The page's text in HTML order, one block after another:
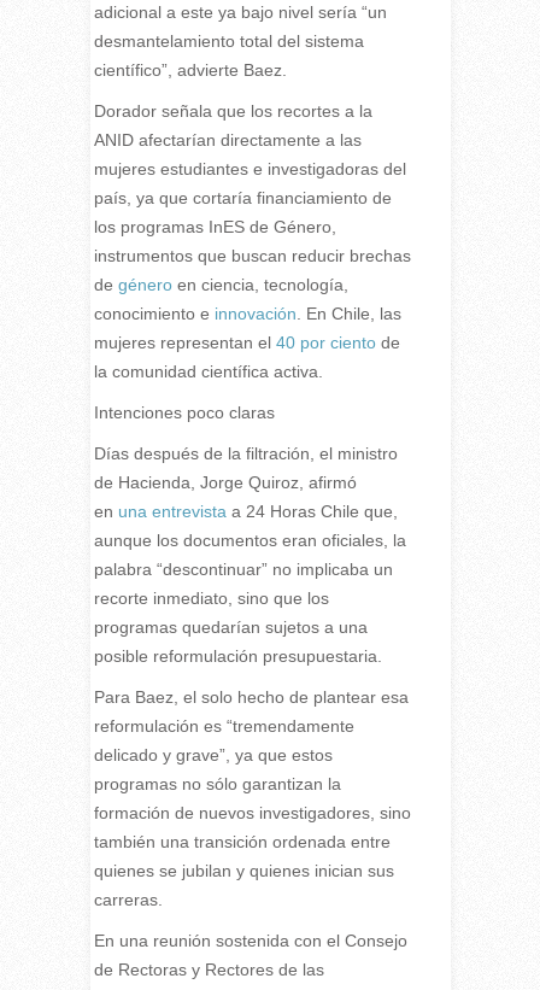
adicional a este ya bajo nivel sería “un
desmantelamiento total del sistema
científico”, advierte Baez.
Dorador señala que los recortes a la
ANID afectarían directamente a las
mujeres estudiantes e investigadoras del
país, ya que cortaría financiamiento de
los programas InES de Género,
instrumentos que buscan reducir brechas
de géneroen ciencia, tecnología,
conocimiento e innovación . En Chile, las
mujeres representan el 40 por cientode
la comunidad científica activa.
Intenciones poco claras
Días después de la filtración, el ministro
de Hacienda, Jorge Quiroz, afirmó
en una entrevista a 24 Horas Chile que,
aunque los documentos eran oficiales, la
palabra “descontinuar” no implicaba un
recorte inmediato, sino que los
programas quedarían sujetos a una
posible reformulación presupuestaria.
Para Baez, el solo hecho de plantear esa
reformulación es “tremendamente
delicado y grave”, ya que estos
programas no sólo garantizan la
formación de nuevos investigadores, sino
también una transición ordenada entre
quienes se jubilan y quienes inician sus
carreras.
En una reunión sostenida con el Consejo
de Rectoras y Rectores de las